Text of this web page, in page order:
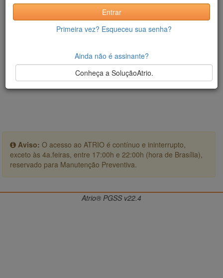
Aviso: O acesso ao ATRIO é contínuo e ininterrupto,
exceto às 4a.feiras, entre 17:00h e 22:00h (hora de Brasília),
reservado para Manutenção Preventiva.
Entrar
Primeira vez? Esqueceu sua senha?
Ainda não é assinante?
Conheça a SoluçãoAtrio.
Atrio® PGSS v22.4